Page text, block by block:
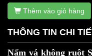
Thêm vào giỏ hàng
THÔNG TIN CHI
Nấm vá không ruột